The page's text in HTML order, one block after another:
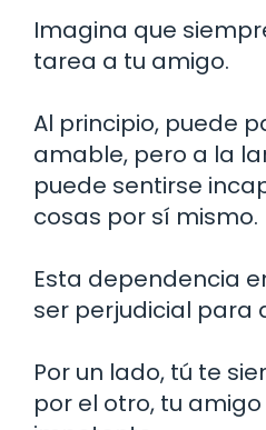
Imagina que
tarea a tu amigo.
Al principio, puede
amable, pero a la
puede sentirse
cosas por sí mismo.
Esta dependencia
ser perjudicial para
Por un lado, tú te
por el otro, tu